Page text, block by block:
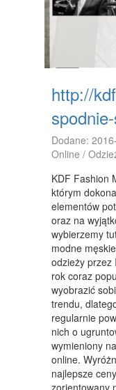
http://
Dodane:
Online /
KDF Fashion
którym
elementów
oraz na
wybierzemy
modne
odzieży przez
rok coraz
wyobrazić
trendu,
regularnie
nich o
wymieniony
online.
najlepsze
zorientowany